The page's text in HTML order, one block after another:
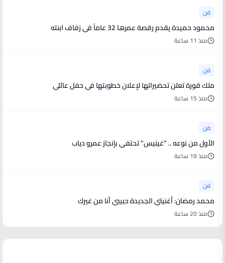
فن
محمود حميدة يقدم رقصة عمرها 32 عاماً في زفاف ابنته
منذ 11 ساعة
فن
ملك قورة تعلن تحضيراتها لإعلان خطوبتها في حفل عائلي
منذ 15 ساعة
فن
الأول من نوعه .. "غينيس" تحتفي بإنجاز عمرو دياب
منذ 19 ساعة
فن
محمد رمضان: أغنيتي الجديدة حبيبي أنا من غيرك
منذ 20 ساعة